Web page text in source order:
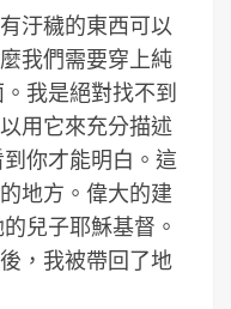
汙穢的東西可以
我們需要穿上純
我是絕對找不到
用它來充分描述
你才能明白。這
地方。偉大的建
兒子耶穌基督。
，我被帶回了地